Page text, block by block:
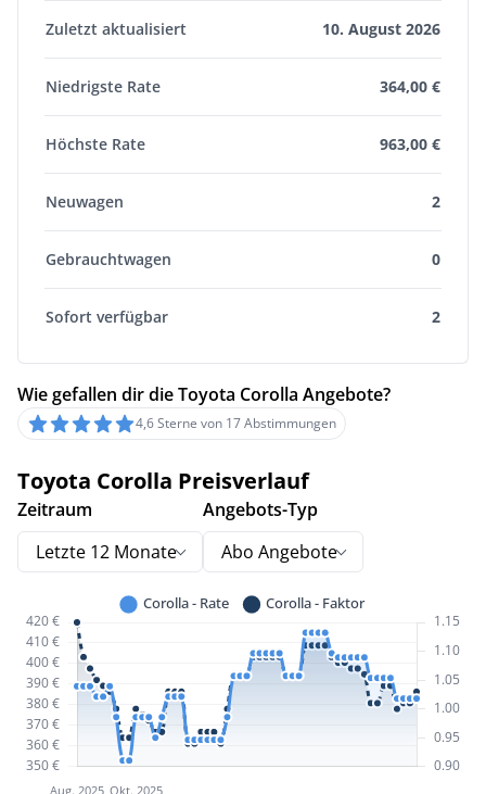
Zuletzt aktualisiert 10. August 2026
Niedrigste Rate 364,00 €
Höchste Rate 963,00 €
Neuwagen 2
Gebrauchtwagen 0
Sofort verfügbar 2
Wie gefallen dir die Toyota Corolla Angebote?
4,6 Sterne von 17 Abstimmungen
Toyota Corolla Preisverlauf
Zeitraum
Letzte 12 Monate
Angebots-Typ
Abo Angebote